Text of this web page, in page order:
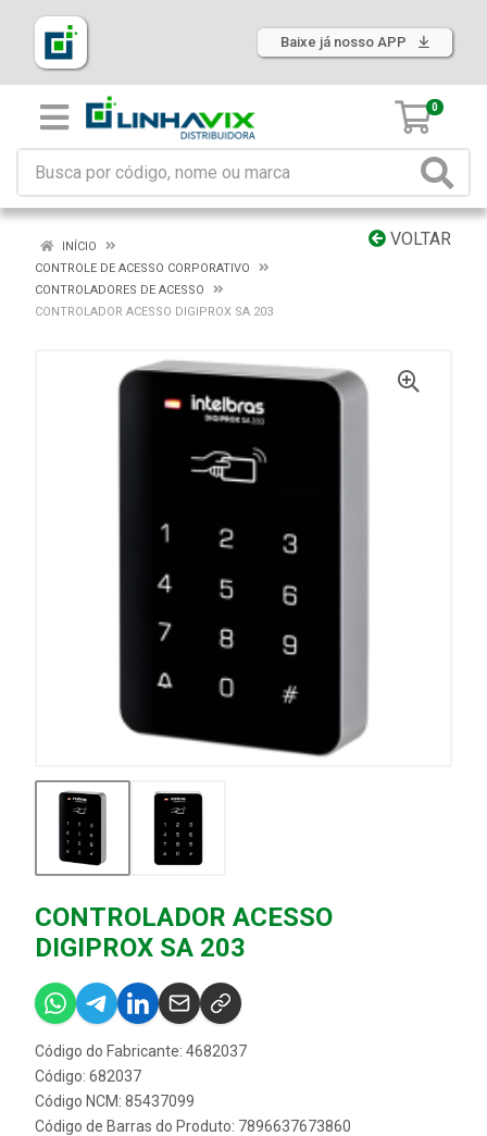
Baixe já nosso APP
0
VOLTAR
INÍCIO
CONTROLE DE ACESSO CORPORATIVO
CONTROLADORES DE ACESSO
CONTROLADOR ACESSO DIGIPROX SA 203
CONTROLADOR ACESSO
DIGIPROX SA 203
Código do Fabricante: 4682037
Código: 682037
Código NCM: 85437099
Código de Barras do Produto: 7896637673860